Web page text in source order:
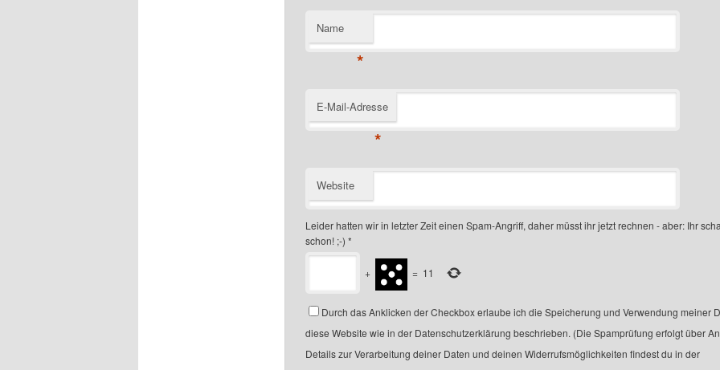
Name
*
E-Mail-Adresse
*
Website
Leider hatten wir in letzter Zeit einen Spam-Angriff, daher müsst ihr jetzt rechnen - aber: Ihr
schon! ;-) *
+ = 11
Durch das Anklicken der Checkbox erlaube ich die Speicherung und Verwendung meiner
diese Website wie in der Datenschutzerklärung beschrieben. (Die Spamprüfung erfolgt über
Details zur Verarbeitung deiner Daten und deinen Widerrufsmöglichkeiten findest du in der